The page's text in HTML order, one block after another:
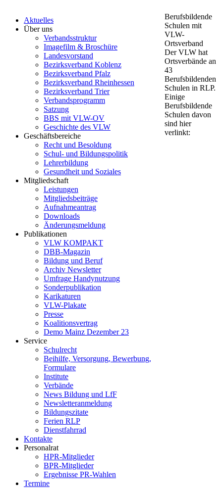
Aktuelles
Über uns
Verbandsstruktur
Imagefilm & Broschüre
Landesvorstand
Bezirksverband Koblenz
Bezirksverband Pfalz
Bezirksverband Rheinhessen
Bezirksverband Trier
Verbandsprogramm
Satzung
BBS mit VLW-OV
Geschichte des VLW
Geschäftsbereiche
Recht und Besoldung
Schul- und Bildungspolitik
Lehrerbildung
Gesundheit und Soziales
Mitgliedschaft
Leistungen
Mitgliedsbeiträge
Aufnahmeantrag
Downloads
Änderungsmeldung
Publikationen
VLW KOMPAKT
DBB-Magazin
Bildung und Beruf
Archiv Newsletter
Umfrage Handynutzung
Sonderpublikation
Karikaturen
VLW-Plakate
Presse
Koalitionsvertrag
Demo Mainz Dezember 23
Service
Schulrecht
Beihilfe, Versorgung, Bewerbung,
Formulare
Institute
Verbände
News Bildung und LfF
Newsletteranmeldung
Bildungszitate
Ferien RLP
Dienstfahrrad
Kontakte
Personalrat
HPR-Mitglieder
BPR-Mitglieder
Ergebnisse PR-Wahlen
Termine
Berufsbildende
Schulen mit
VLW-
Ortsverband
Der VLW hat
Ortsverbände an
43
Berufsbildenden
Schulen in RLP.
Einige
Berufsbildende
Schulen davon
sind hier
verlinkt: